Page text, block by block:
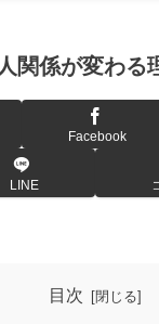
関係が変わる
Facebook
LINE
目次